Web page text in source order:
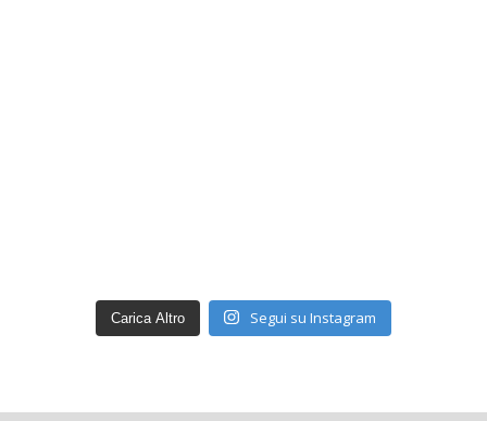
Carica Altro Segui su Instagram